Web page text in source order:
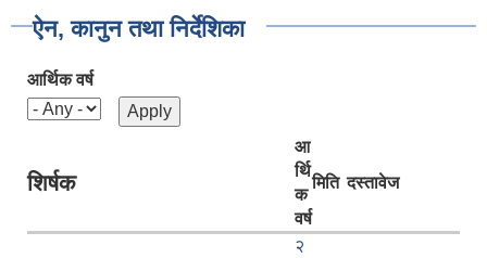
ऐन, कानुन तथा निर्देशिका
आर्थिक वर्ष
शिर्षक
आ
र्थि
क
वर्ष
मिति दस्तावेज
२